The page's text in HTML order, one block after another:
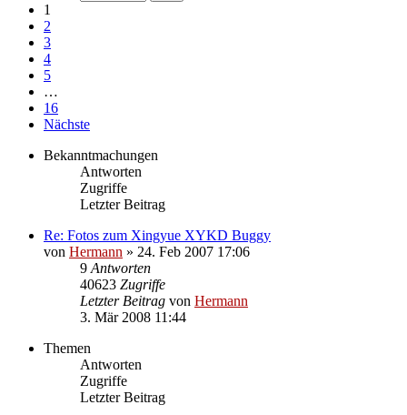
1
2
3
4
5
…
16
Nächste
Bekanntmachungen
Antworten
Zugriffe
Letzter Beitrag
Re: Fotos zum Xingyue XYKD Buggy
von Hermann » 24. Feb 2007 17:06
9 Antworten
40623 Zugriffe
Letzter Beitrag von Hermann
3. Mär 2008 11:44
Themen
Antworten
Zugriffe
Letzter Beitrag